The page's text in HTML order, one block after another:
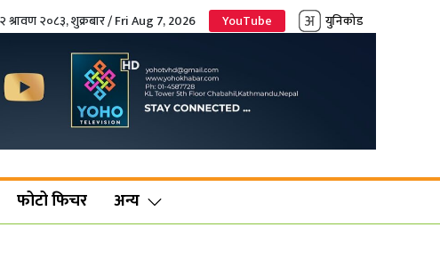
श्रावण २०८३, शुक्रबार / Fri Aug 7, 2026 YouTube युनिकोड
फोटो फिचर अन्य